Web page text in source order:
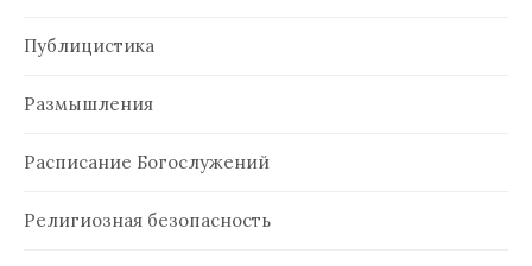
Публицистика
Размышления
Расписание Богослужений
Религиозная безопасность